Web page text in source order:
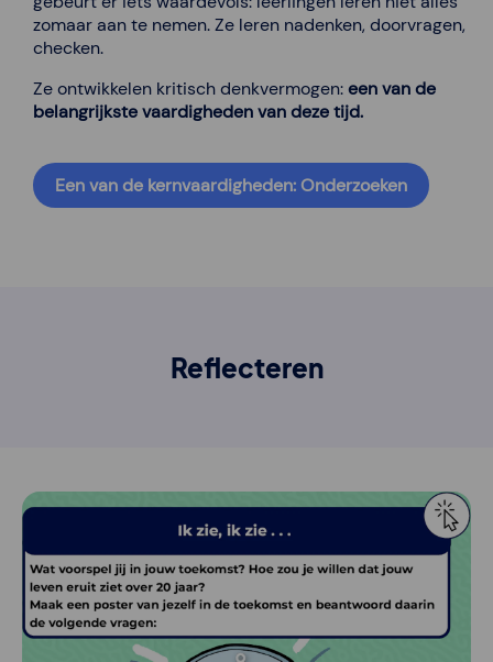
zomaar aan te nemen. Ze leren nadenken, doorvragen,
checken.
Ze ontwikkelen kritisch denkvermogen:een van de
belangrijkste vaardigheden van deze tijd.
Een van de kernvaardigheden: Onderzoeken
Reflecteren